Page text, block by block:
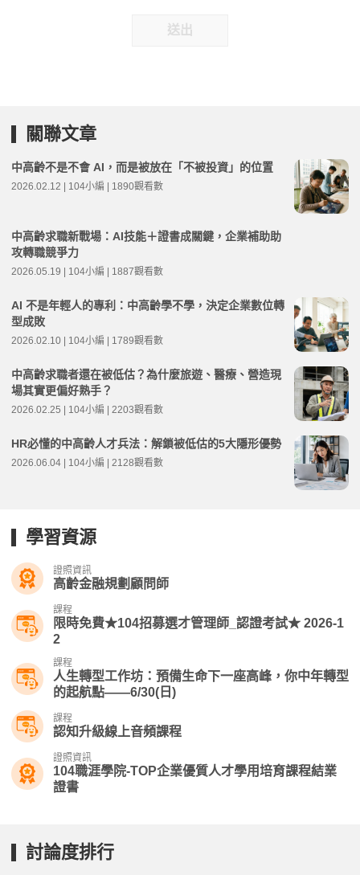
送出
關聯文章
中高齡不是不會 AI，而是被放在「不被投資」的位置
2026.02.12 | 104小編 | 1890觀看數
中高齡求職新戰場：AI技能＋證書成關鍵，企業補助助
攻轉職競爭力
2026.05.19 | 104小編 | 1887觀看數
AI 不是年輕人的專利：中高齡學不學，決定企業數位轉
型成敗
2026.02.10 | 104小編 | 1789觀看數
中高齡求職者還在被低估？為什麼旅遊、醫療、營造現
場其實更偏好熟手？
2026.02.25 | 104小編 | 2203觀看數
HR必懂的中高齡人才兵法：解鎖被低估的5大隱形優勢
2026.06.04 | 104小編 | 2128觀看數
學習資源
證照資訊
高齡金融規劃顧問師
課程
限時免費★104招募選才管理師_認證考試★ 2026-1
2
課程
人生轉型工作坊：預備生命下一座高峰，你中年轉型
的起航點——6/30(日)
課程
認知升級線上音頻課程
證照資訊
104職涯學院-TOP企業優質人才學用培育課程結業
證書
討論度排行